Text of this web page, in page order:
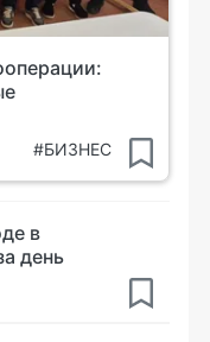
#БИЗНЕС
в
день